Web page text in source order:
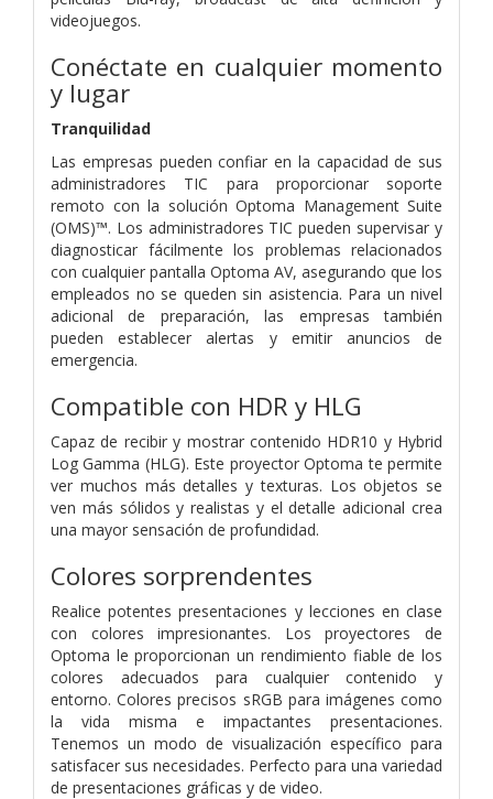
videojuegos.
Conéctate en cualquier momento
y lugar
Tranquilidad
Las empresas pueden confiar en la capacidad de sus
administradores TIC para proporcionar soporte
remoto con la solución Optoma Management Suite
(OMS)™. Los administradores TIC pueden supervisar y
diagnosticar fácilmente los problemas relacionados
con cualquier pantalla Optoma AV, asegurando que los
empleados no se queden sin asistencia. Para un nivel
adicional de preparación, las empresas también
pueden establecer alertas y emitir anuncios de
emergencia.
Compatible con HDR y HLG
Capaz de recibir y mostrar contenido HDR10 y Hybrid
Log Gamma (HLG). Este proyector Optoma te permite
ver muchos más detalles y texturas. Los objetos se
ven más sólidos y realistas y el detalle adicional crea
una mayor sensación de profundidad.
Colores sorprendentes
Realice potentes presentaciones y lecciones en clase
con colores impresionantes. Los proyectores de
Optoma le proporcionan un rendimiento fiable de los
colores adecuados para cualquier contenido y
entorno. Colores precisos sRGB para imágenes como
la vida misma e impactantes presentaciones.
Tenemos un modo de visualización específico para
satisfacer sus necesidades. Perfecto para una variedad
de presentaciones gráficas y de video.